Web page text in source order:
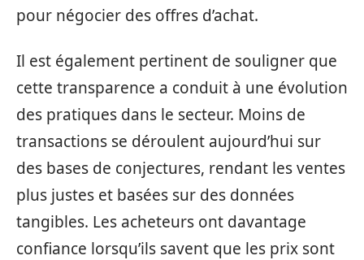
pour négocier des offres d’achat.
Il est également pertinent de souligner que
cette transparence a conduit à une évolution
des pratiques dans le secteur. Moins de
transactions se déroulent aujourd’hui sur
des bases de conjectures, rendant les ventes
plus justes et basées sur des données
tangibles. Les acheteurs ont davantage
confiance lorsqu’ils savent que les prix sont